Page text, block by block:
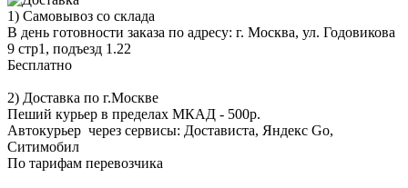
1) Самовывоз со склада
В день готовности заказа по адресу: г. Москва, ул. Годовикова
9 стр1, подъезд 1.22
Бесплатно
2) Доставка по г.Москве
Пеший курьер в пределах МКАД - 500р.
Автокурьер через сервисы: Достависта, Яндекс Go,
Ситимобил
По тарифам перевозчика